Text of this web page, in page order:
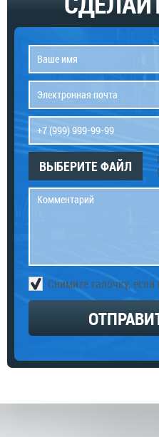
ВЫБЕРИТЕ ФАЙЛ
Снимите галочку,